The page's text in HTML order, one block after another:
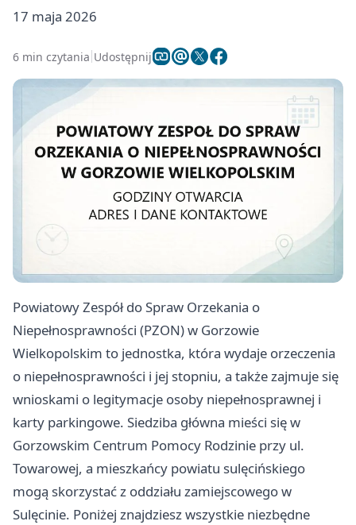
17 maja 2026
6 min czytania Udostępnij
Powiatowy Zespół do Spraw Orzekania o
Niepełnosprawności (PZON) w Gorzowie
Wielkopolskim to jednostka, która wydaje orzeczenia
o niepełnosprawności i jej stopniu, a także zajmuje się
wnioskami o legitymacje osoby niepełnosprawnej i
karty parkingowe. Siedziba główna mieści się w
Gorzowskim Centrum Pomocy Rodzinie przy ul.
Towarowej, a mieszkańcy powiatu sulęcińskiego
mogą skorzystać z oddziału zamiejscowego w
Sulęcinie. Poniżej znajdziesz wszystkie niezbędne